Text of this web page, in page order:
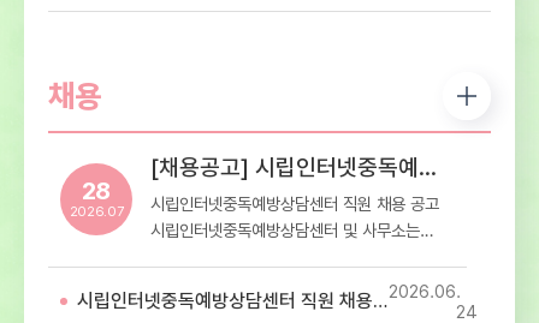
채용
28
2026.07
[채용공고] 시립인터넷중독예방상담센터 직원 채용 공고
시립인터넷중독예방상담센터 직원 채용 공고
시립인터넷중독예방상담센터 및 사무소는
서울특별시로부터 위탁받아 운영하는 청소년
디지털미디어 중독 예방상담 전문기관입니다.
24
2026.06
시립인터넷중독예방상담센터 직원 채용 최종합격자 공고